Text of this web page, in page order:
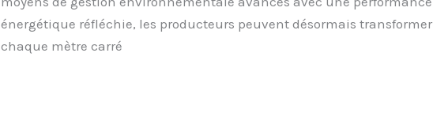
énergétique réfléchie, les producteurs peuvent désormais transformer
chaque mètre carré